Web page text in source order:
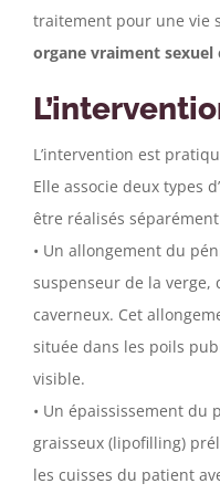
traitement pour une vie
organe vraiment sexuel
L’intervention est
Elle associe deux types
être réalisés
• Un allongement du
suspenseur de la
caverneux. Cet
située dans les poils
visible.
• Un épaississement du
graisseux (lipofilling)
les cuisses du patient